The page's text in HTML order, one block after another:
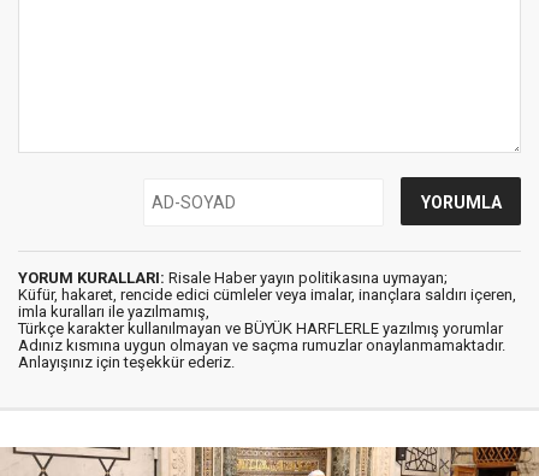
YORUM KURALLARI: Risale Haber yayın politikasına uymayan;
Küfür, hakaret, rencide edici cümleler veya imalar, inançlara saldırı içeren,
imla kuralları ile yazılmamış,
Türkçe karakter kullanılmayan ve BÜYÜK HARFLERLE yazılmış yorumlar
Adınız kısmına uygun olmayan ve saçma rumuzlar onaylanmamaktadır.
Anlayışınız için teşekkür ederiz.